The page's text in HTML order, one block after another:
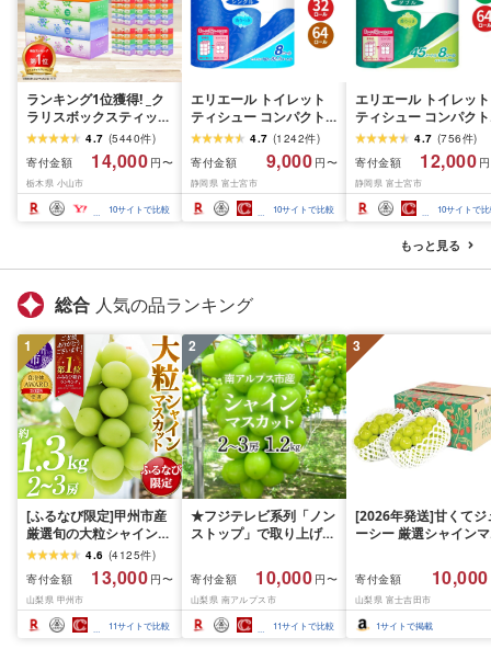
ランキング1位獲得! _ク
ラリスボックスティッシ
ュ60箱(1箱220組(440
枚))(5個入り×12セット)_
ティッシュ ティッシュ
ペーパー 日用品 常備品
生活用品 まとめ買い [配
送不可地域:離島・沖縄
4.7 (5440件)
寄付金額
14,000 円〜
栃木県 小山市
10サイトで比較
エリエール トイレット
ティシュー コンパクト
シングル [個数が選べ
る:16・32・64 ロール]
1.5倍巻 82.5m トイレッ
トペーパー シングル パ
ルプ100% 香りつき 日用
品 消耗品 備蓄 ふるさと
4.7 (1242件)
寄付金額
9,000 円〜
静岡県 富士宮市
10サイトで比較
エリエール トイレット
ティシュー コンパクト
ダブル [選べるロール
数:32・64 ロール] 1.5
巻 45m トイレットペ
パー ダブル パルプ
香りつき 日用品 消耗
備蓄 ふるさと納税 ふ
さと 送料無料 静岡県
4.7 (756件)
寄付金額
12,000
静岡県 富士宮市
10サイトで
もっと見る
総合 人気の品ランキング
1
[ふるなび限定]甲州市産
厳選旬の大粒シャインマ
スカット 約1.3kg 2〜3
房[2026年発送]
(MG)B12-472 FN-
Limited-VO シャインマ
スカット フルーツ
4.6 (4125件)
寄付金額
13,000 円〜
山梨県 甲州市
11サイトで比較
2
★フジテレビ系列「ノン
ストップ」で取り上げら
先行予約]南アルプス市
産シャインマスカット
1.2kg以上(2〜3房)ふる
さと納税 おすすめ 山梨
県 南アルプス市 送料無
寄付金額 10,000 円〜
山梨県 南アルプス市
11サイトで比較
3
[2026年発送]甘くてジ
ーシー 厳選シャインマ
月前半(1〜15日)から
月下旬までの発送) フ
ーツ ぶどう 果物 山梨
産 2026 旬 大粒 高級
寄付金額 10,000
山梨県 富士吉田市
1サイトで掲載